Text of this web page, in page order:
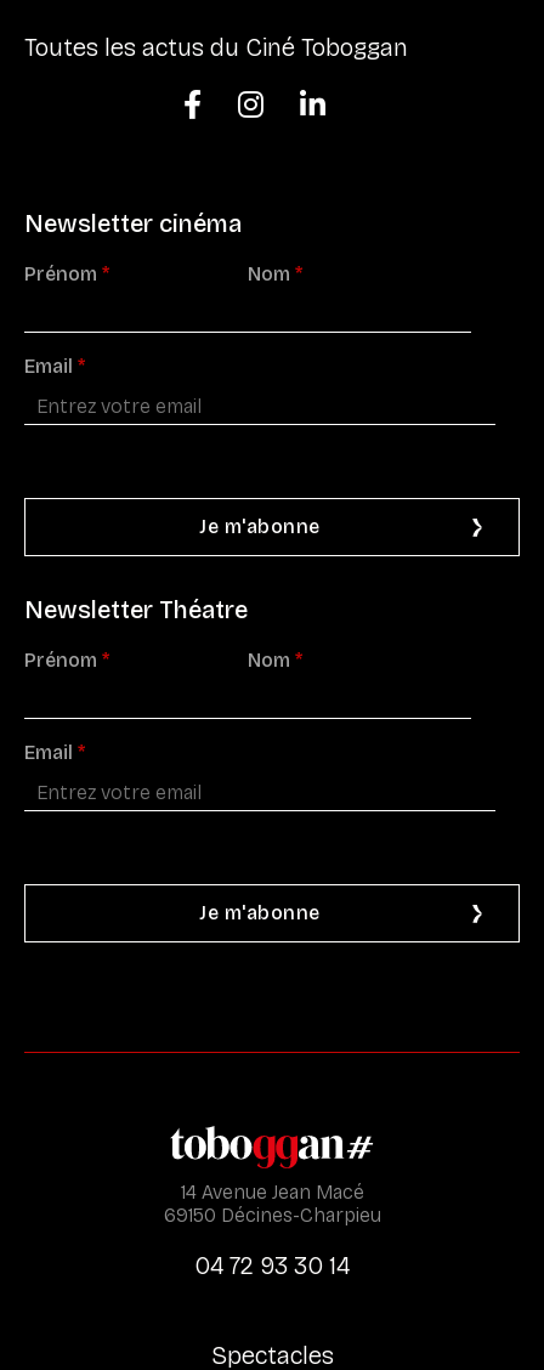
Toutes les actus du Ciné Toboggan

 
Newsletter cinéma
Prénom * Nom *
Email *
Newsletter Théatre
Prénom * Nom *
Email *
14 Avenue Jean Macé
69150 Décines-Charpieu
04 72 93 30 14
Spectacles